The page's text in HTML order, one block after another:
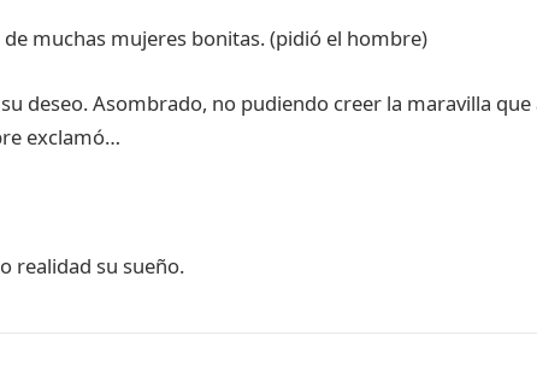
muchas mujeres bonitas. (pidió el hombre)
deseo. Asombrado, no pudiendo creer la maravilla que
exclamó…
realidad su sueño.